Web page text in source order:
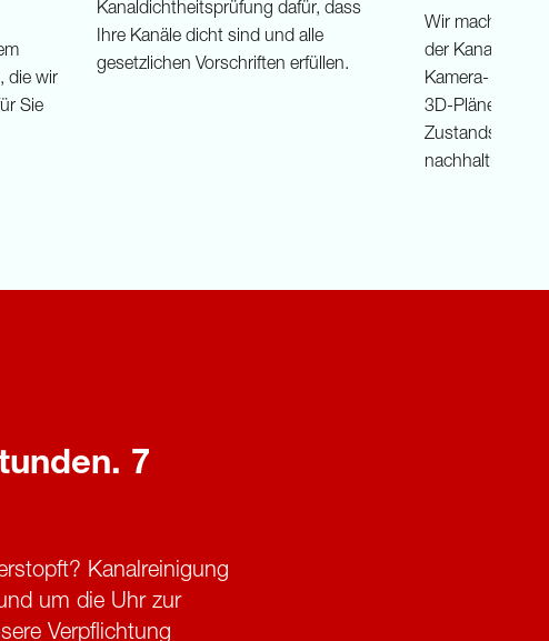
die wir
Sie
Kanaldichtheitsprüfung dafür, dass
Ihre Kanäle dicht sind und alle
gesetzlichen Vorschriften erfüllen.
Wir machen
der
Kamera- und
3D-Pläne,
nachhaltige
7
Kanalreinigung
um die Uhr zur
Verpflichtung